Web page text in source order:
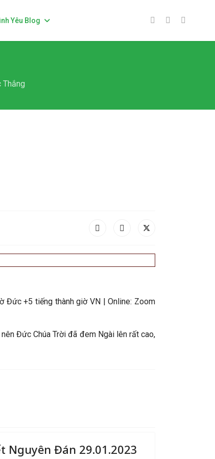
Yêu Blog
Đức +5 tiếng thành giờ VN | Online: Zoom
Đức Chúa Trời đã đem Ngài lên rất cao,
Nguyên Đán 29.01.2023